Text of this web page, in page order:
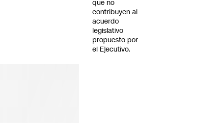
que no
contribuyen al
acuerdo
legislativo
propuesto por
el Ejecutivo.